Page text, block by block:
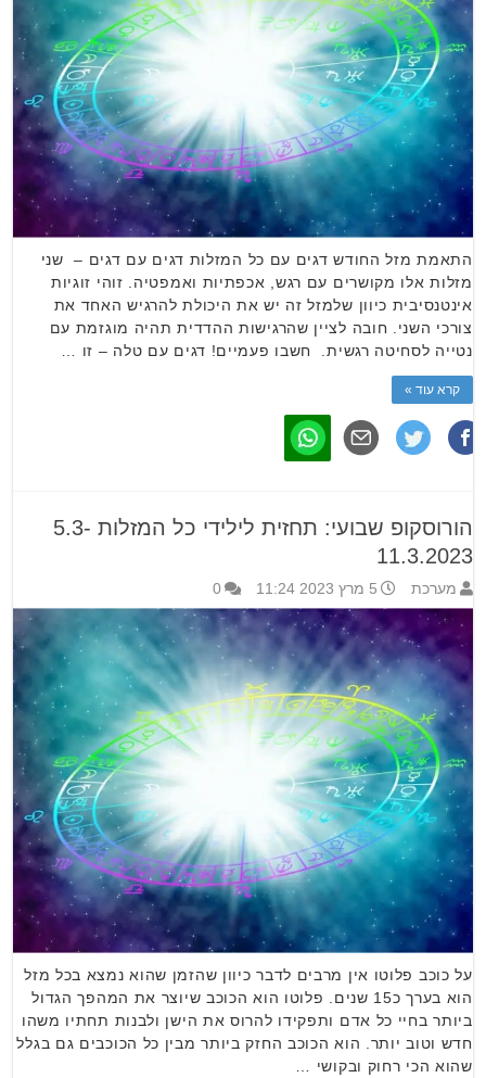
התאמת מזל החודש דגים עם כל המזלות דגים עם דגים – שני
מזלות אלו מקושרים עם רגש, אכפתיות ואמפטיה. זוהי זוגיות
אינטנסיבית כיוון שלמזל זה יש את היכולת להרגיש האחד את
צורכי השני. חובה לציין שהרגישות ההדדית תהיה מוגזמת עם
נטייה לסחיטה רגשית. חשבו פעמיים! דגים עם טלה – זו …
קרא עוד »
הורוסקופ שבועי: תחזית לילידי כל המזלות 5.3-
11.3.2023
מערכת 5 מרץ 2023 11:24 0
על כוכב פלוטו אין מרבים לדבר כיוון שהזמן שהוא נמצא בכל מזל
הוא בערך כ15 שנים. פלוטו הוא הכוכב שיוצר את המהפך הגדול
ביותר בחיי כל אדם ותפקידו להרוס את הישן ולבנות תחתיו משהו
חדש וטוב יותר. הוא הכוכב החזק ביותר מבין כל הכוכבים גם בגלל
שהוא הכי רחוק ובקושי …